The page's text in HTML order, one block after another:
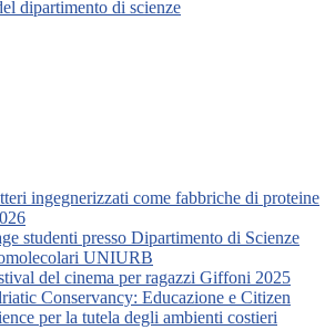
dipartimento di scienze
ingegnerizzati come fabbriche di proteine
studenti presso Dipartimento di Scienze
UNIURB
del cinema per ragazzi Giffoni 2025
Conservancy: Educazione e Citizen
per la tutela degli ambienti costieri